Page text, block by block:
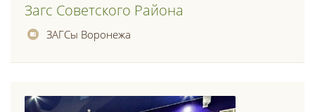
Загс Советского Района
ЗАГСы Воронежа